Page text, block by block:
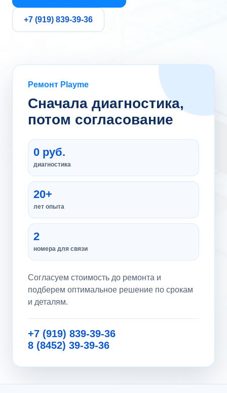
+7 (919) 839-39-36
Ремонт Playme
Сначала диагностика,
потом согласование
0 руб.
диагностика
20+
лет опыта
2
номера для связи
Согласуем стоимость до ремонта и
подберем оптимальное решение по срокам
и деталям.
+7 (919) 839-39-36
8 (8452) 39-39-36